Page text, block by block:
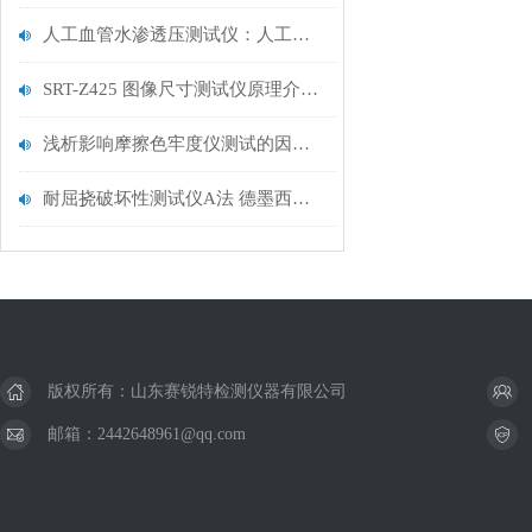
人工血管水渗透压测试仪：人工血管性能如何保障？
SRT-Z425 图像尺寸测试仪原理介绍 符合测试标准
浅析影响摩擦色牢度仪测试的因素有哪些？
耐屈挠破坏性测试仪A法 德墨西亚型(De Mattia)试验机 测试稳定 山东赛锐特
版权所有：山东赛锐特检测仪器有限公司
邮箱：2442648961@qq.com